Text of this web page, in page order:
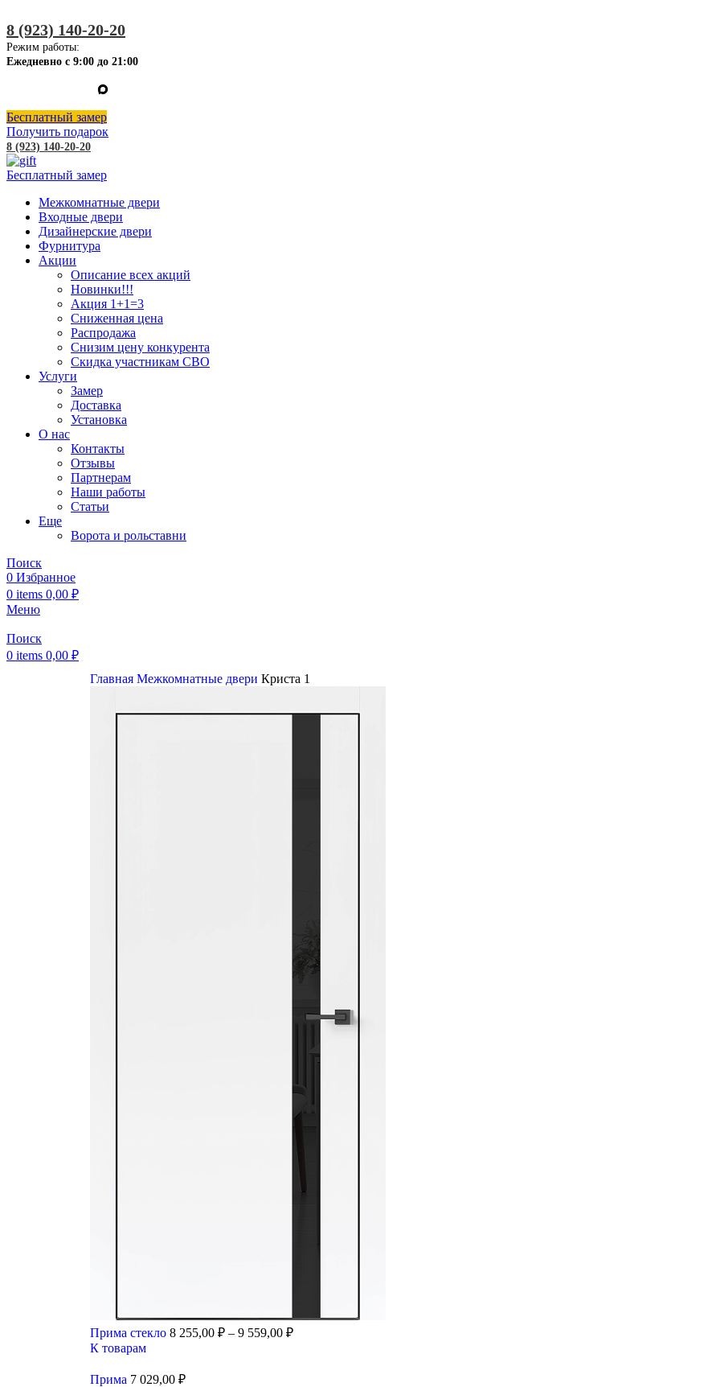
8 (923) 140-20-20
Режим работы:
Ежедневно с 9:00 до 21:00
Бесплатный замер
Получить подарок
8 (923) 140-20-20
Бесплатный замер
Межкомнатные двери
Входные двери
Дизайнерские двери
Фурнитура
Акции
Описание всех акций
Новинки!!!
Акция 1+1=3
Сниженная цена
Распродажа
Снизим цену конкурента
Скидка участникам СВО
Услуги
Замер
Доставка
Установка
О нас
Контакты
Отзывы
Партнерам
Наши работы
Статьи
Еще
Ворота и рольставни
Поиск
0 Избранное
0 items 0,00 ₽
Меню
Поиск
0 items 0,00 ₽
Главная Межкомнатные двери Криста 1
Прима стекло 8 255,00 ₽ – 9 559,00 ₽
К товарам
Прима 7 029,00 ₽